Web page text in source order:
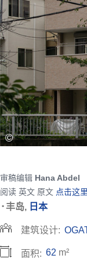
审稿编辑 Hana Abdel
阅读 英文 原文 点击这里
• 丰岛, 日本
建筑设计:
面积: 62 m²